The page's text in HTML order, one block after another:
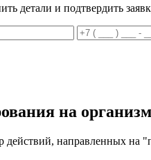
детали и подтвердить
на организм
действий, направленных